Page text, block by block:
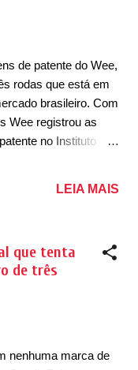
de patente do Wee,
rodas que está em
brasileiro. Com
Wee registrou as
no Instituto
de 400km. O
de condução
de ser um carro
De acordo com
com o
LEIA MAIS
que tenta
de três
nenhuma marca de